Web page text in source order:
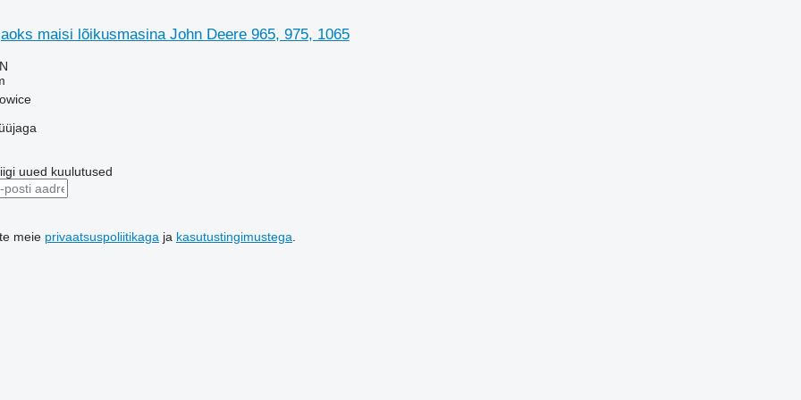
maisi lõikusmasina John Deere 965, 975, 1065
uued kuulutused
meie privaatsuspoliitikaga ja kasutustingimustega